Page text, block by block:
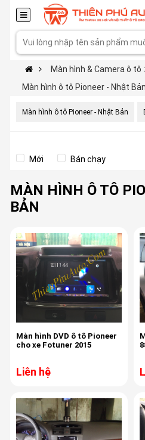
Màn hình & Camera ô tô
Màn hình ô tô Pioneer - Nhật Bản
Màn hình ô tô Pioneer - Nhật Bản
Mới
Bán chạy
MÀN HÌNH Ô TÔ
BẢN
Màn hình DVD ô tô Pioneer
cho xe Fotuner 2015
Liên hệ